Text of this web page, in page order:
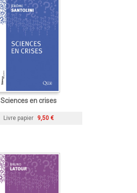
Sciences en crises
Livre papier 9,50 €